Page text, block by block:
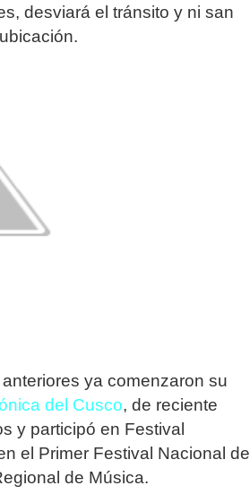
desviará el tránsito y ni san
ya comenzaron su
del Cusco, de reciente
y participó en Festival
el Primer Festival Nacional de
de Música.